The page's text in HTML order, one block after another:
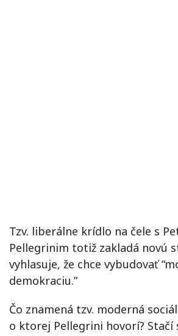
Tzv. liberálne krídlo na čele s
Pellegrinim totiž zakladá novú
vyhlasuje, že chce vybudovať
demokraciu.”
Čo znamená tzv. moderná
o ktorej Pellegrini hovorí? Stačí